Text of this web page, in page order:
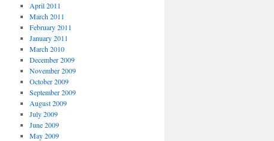
April 2011
March 2011
February 2011
January 2011
March 2010
December 2009
November 2009
October 2009
September 2009
August 2009
July 2009
June 2009
May 2009